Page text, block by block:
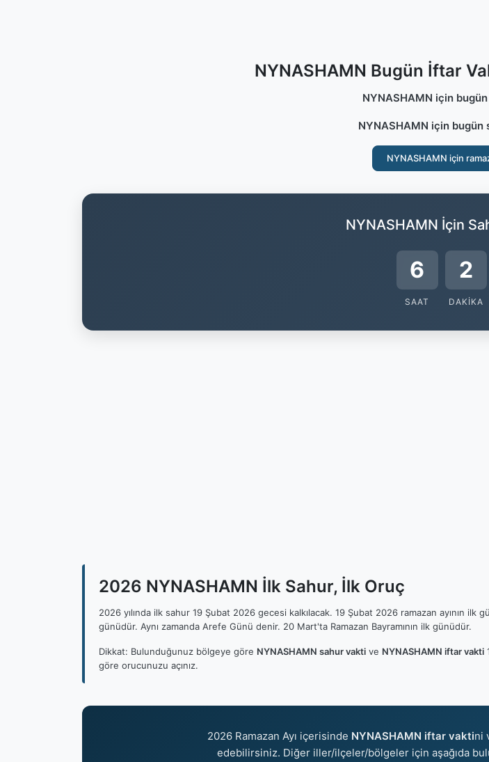
NYNASHAMN Bugün İftar
NYNASHAMN için
NYNASHAMN için bugün
NYNASHAMN için
NYNASHAMN İçin
6
SAAT
2
DAKIKA
2026 NYNASHAMN İlk Sahur, İlk Oruç
2026 yılında ilk sahur 19 Şubat 2026 gecesi kalkılacak. 19 Şubat 2026 ramazan ayının
günüdür. Aynı zamanda Arefe Günü denir. 20 Mart'ta Ramazan Bayramının ilk günüdür.
Dikkat: Bulunduğunuz bölgeye göre NYNASHAMN sahur vakti ve NYNASHAMN iftar vakti
göre orucunuzu açınız.
2026 Ramazan Ayı içerisinde NYNASHAMN iftar vaktini
edebilirsiniz. Diğer iller/ilçeler/bölgeler için aşağıda